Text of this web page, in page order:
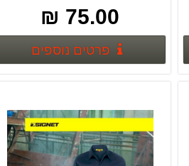
נוספים
75.00 ₪
פרטים נוספים